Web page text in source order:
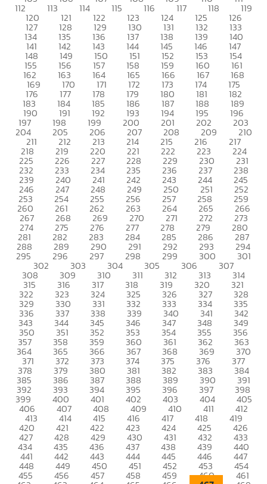
112 113 114 115 116 117 118 119
120 121 122 123 124 125 126
127 128 129 130 131 132 133
134 135 136 137 138 139 140
141 142 143 144 145 146 147
148 149 150 151 152 153 154
155 156 157 158 159 160 161
162 163 164 165 166 167 168
169 170 171 172 173 174 175
176 177 178 179 180 181 182
183 184 185 186 187 188 189
190 191 192 193 194 195 196
197 198 199 200 201 202 203
204 205 206 207 208 209 210
211 212 213 214 215 216 217
218 219 220 221 222 223 224
225 226 227 228 229 230 231
232 233 234 235 236 237 238
239 240 241 242 243 244 245
246 247 248 249 250 251 252
253 254 255 256 257 258 259
260 261 262 263 264 265 266
267 268 269 270 271 272 273
274 275 276 277 278 279 280
281 282 283 284 285 286 287
288 289 290 291 292 293 294
295 296 297 298 299 300 301
302 303 304 305 306 307
308 309 310 311 312 313 314
315 316 317 318 319 320 321
322 323 324 325 326 327 328
329 330 331 332 333 334 335
336 337 338 339 340 341 342
343 344 345 346 347 348 349
350 351 352 353 354 355 356
357 358 359 360 361 362 363
364 365 366 367 368 369 370
371 372 373 374 375 376 377
378 379 380 381 382 383 384
385 386 387 388 389 390 391
392 393 394 395 396 397 398
399 400 401 402 403 404 405
406 407 408 409 410 411 412
413 414 415 416 417 418 419
420 421 422 423 424 425 426
427 428 429 430 431 432 433
434 435 436 437 438 439 440
441 442 443 444 445 446 447
448 449 450 451 452 453 454
455 456 457 458 459 460 461